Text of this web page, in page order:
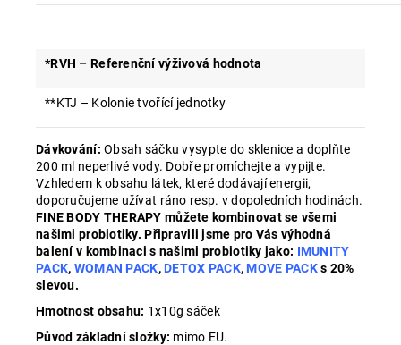
*RVH – Referenční výživová hodnota
**KTJ – Kolonie tvořící jednotky
Dávkování: Obsah sáčku vysypte do sklenice a doplňte
200 ml neperlivé vody. Dobře promíchejte a vypijte.
Vzhledem k obsahu látek, které dodávají energii,
doporučujeme užívat ráno resp. v dopoledních hodinách.
FINE BODY THERAPY můžete kombinovat se všemi
našimi probiotiky. Připravili jsme pro Vás výhodná
balení v kombinaci s našimi probiotiky jako: IMUNITY
PACK, WOMAN PACK, DETOX PACK, MOVE PACKs 20%
slevou.
Hmotnost obsahu: 1x10g sáček
Původ základní složky: mimo EU.